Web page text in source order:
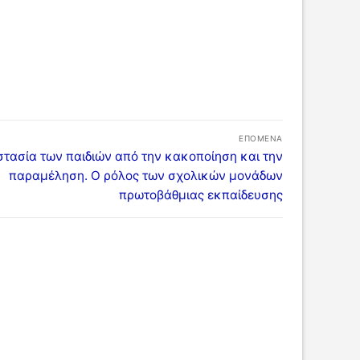
ΕΠΌΜΕΝΑ
των παιδιών από την κακοποίηση και την
παραμέληση. Ο ρόλος των σχολικών μονάδων
πρωτοβάθμιας εκπαίδευσης